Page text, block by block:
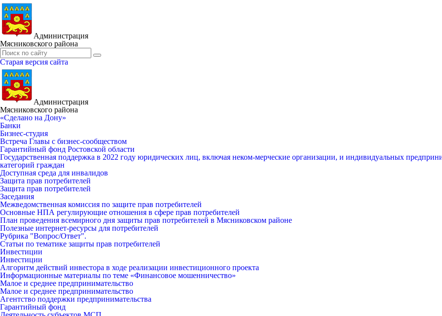
Администрация
Мясниковского района
Старая версия сайта
Администрация
Мясниковского района
«Сделано на Дону»
Банки
Бизнес-студия
Встреча Главы с бизнес-сообществом
Гарантийный фонд Ростовской области
Государственная поддержка в 2022 году юридических лиц, включая неком-мерческие организации, и индивидуальных
категорий граждан
Доступная среда для инвалидов
Защита прав потребителей
Защита прав потребителей
Заседания
Межведомственная комиссия по защите прав потребителей
Основные НПА регулирующие отношения в сфере прав потребителей
План проведения всемирного дня защиты прав потребителей в Мясниковском районе
Полезные интернет-ресурсы для потребителей
Рубрика "Вопрос/Ответ".
Статьи по тематике защиты прав потребителей
Инвестиции
Инвестиции
Алгоритм действий инвестора в ходе реализации инвестиционного проекта
Информационные материалы по теме «Финансовое мошенничество»
Малое и среднее предпринимательство
Малое и среднее предпринимательство
Агентство поддержки предпринимательства
Гарантийный фонд